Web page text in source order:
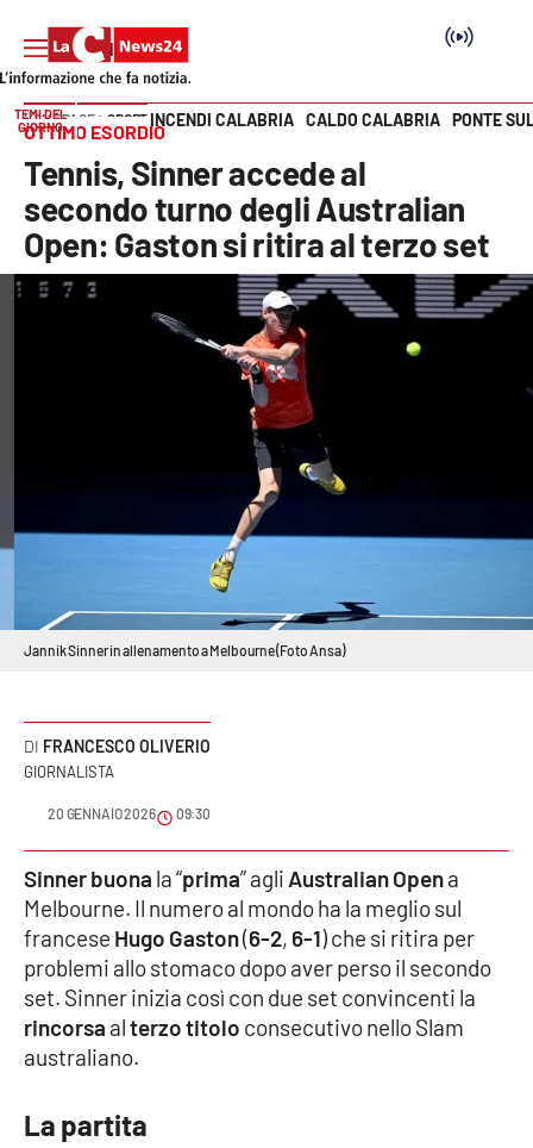
Cronaca
Sport
Podcast
Editoriali
VIDEO
Ambiente
Cronaca
Cultura
Vai
TEMI DEL
GIORNO
INCENDI CALABRIA CALDO CALABRIA PONTE
HOME PAGE SPORT
OTTIMO ESORDIO
Tennis, Sinner accede al
secondo turno degli Australian
Open: Gaston si ritira al terzo set
Jannik Sinner in allenamento a Melbourne (Foto Ansa)
FRANCESCO OLIVERIO
GIORNALISTA
20 GENNAIO 2026 09:30
Sinner buona la “prima” agli Australian Opena
Melbourne. Il numero al mondo ha la meglio sul
francese Hugo Gaston(6-2, 6-1) che si ritira per
problemi allo stomaco dopo aver perso il secondo
set. Sinner inizia così con due set convincenti la
rincorsa alterzo titolo consecutivo nello Slam
australiano.
La partita